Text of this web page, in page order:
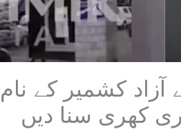
کشمیر کے نام
کھری سنا دیں